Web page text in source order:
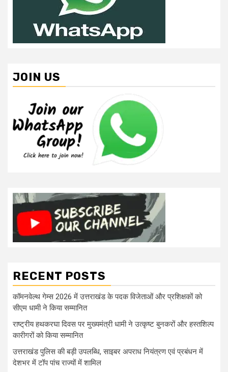
JOIN US
RECENT POSTS
कॉमनवेल्थ गेम्स 2026 में उत्तराखंड के पदक विजेताओं और प्रशिक्षकों को
सीएम धामी ने किया सम्मानित
राष्ट्रीय हथकरघा दिवस पर मुख्यमंत्री धामी ने उत्कृष्ट बुनकरों और हस्तशिल्प
कारीगरों को किया सम्मानित
उत्तराखंड पुलिस की बड़ी उपलब्धि, साइबर अपराध नियंत्रण एवं प्रबंधन में
देशभर में टॉप पांच राज्यों में शामिल